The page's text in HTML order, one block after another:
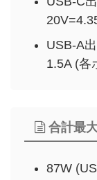
USB-A
1.5A (各
合計最
87W